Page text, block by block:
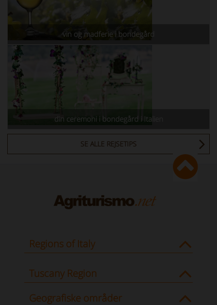
vin og madferie i bondegård
din ceremoni i bondegård i Italien
SE ALLE REJSETIPS
Regions of Italy
Tuscany Region
Geografiske områder